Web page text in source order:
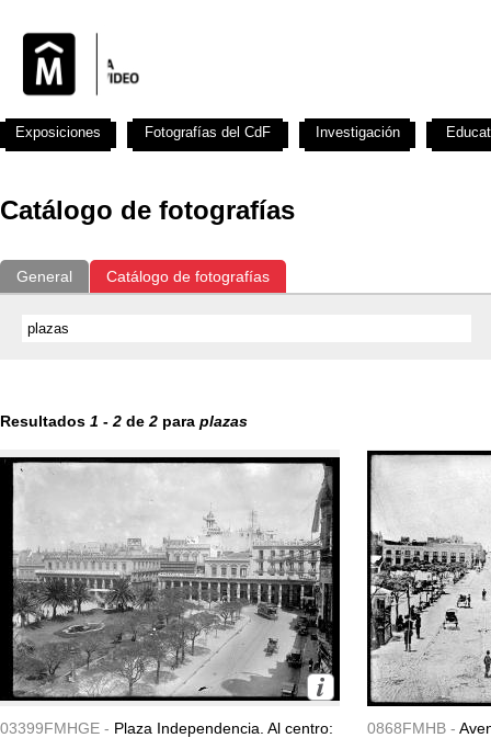
Catálogo de fotografías
General Catálogo de fotografías
Resultados 1 - 2 de 2 para plazas
03399FMHGE - Plaza Independencia. Al centro:
0868FMHB -
Exposiciones Fotografías del CdF Investigación